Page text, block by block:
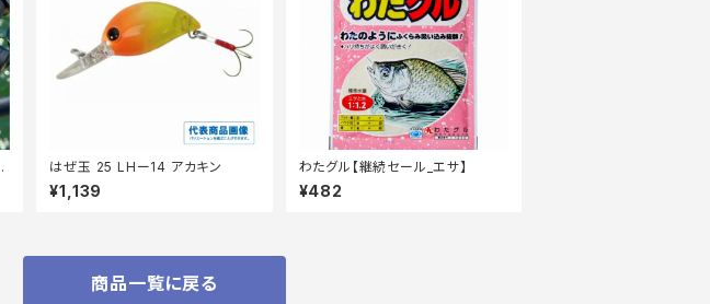
はぜ玉 25 LHー14 アカキン
¥1,139
わたグル【継続セール_エサ】
¥482
商品一覧に戻る